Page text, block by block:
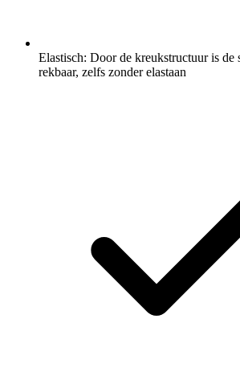
Elastisch: Door de kreukstructuur is de
rekbaar, zelfs zonder elastaan